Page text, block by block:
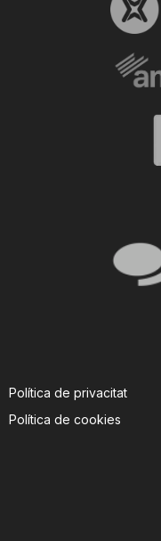
Política de privacitat
Política de cookies